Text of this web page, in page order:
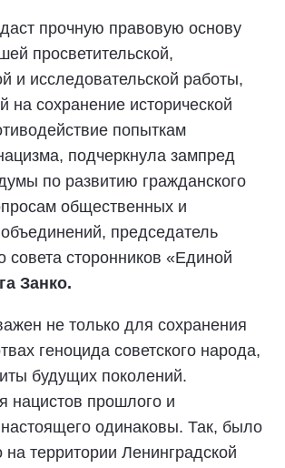
прочную правовую основу
просветительской,
и исследовательской работы,
на сохранение исторической
попыткам
подчеркнула зампред
по развитию гражданского
общественных и
председатель
совета сторонников «Единой
Занко.
не только для сохранения
геноцида советского народа,
будущих поколений.
нацистов прошлого и
одинаковы. Так, было
на территории Ленинградской